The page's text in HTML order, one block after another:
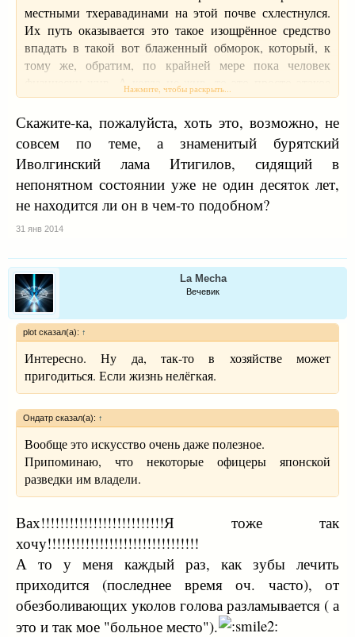
что это очень опасные явления. Буддийский
экстремизм, может быть, даже более опасен, чем
экстремизм других религий. В мире сейчас и так много
проблем и непонимания. Поэтому мы не поддерживаем
религиозные и политические идеологии, подобные
этим. Мы, буддисты, должны действовать дружелюбно,
Традиционной Тайской Сангхе, буддистам тибетских
школ, буддистам России необходимо добиваться
взаимопонимания не только друг с другом, но и с
другими религиями для создания настоящего,
подлинного благополучия человеческого общества и
окончания Самсары.
Извините, если в течение последних лет было
названного выше человека. Правительство Таиланда,
Тайская Сангха, Национальное бюро по буддизму
Таиланда не имеют к нему никакого отношения. Для
уточнения информации о нем, обращайтесь в
миграционную службу Таиланда и представителям
органов внутренних дел Таиланда, которые владеют
информацией о статусе этого человека, времени его
нахождения в Таиланде и т.п.
Мы сами открыты для сотрудничества и
взаимодействия.
Пхра Аджан Чатри Хемапандха,
официальный представитель Тайской Сангхи в России,
СНГ и странах Балтии,
член Верховного Буддийского Совета Таиланда.
местными тхеравадинами на этой почве схлестнулся.
Их путь оказывается это такое изощрённое средство
впадать в такой вот блаженный обморок, который, к
тому же, обратим, по крайней мере пока человек
физически жив. А когда не жив, то это просто этакое
небытие. И они стремятся к этому небытию. Небытие,
как и бытие, между тем, не должны относиться к
ниббане, поскольку то и другое - крайность
Нажмите, чтобы раскрыть...
Скажите-ка, пожалуйста, хоть это, возможно, не
совсем по теме, а знаменитый бурятский
Иволгинский лама Итигилов, сидящий в
непонятном состоянии уже не один десяток лет,
не находится ли он в чем-то подобном?
31 янв 2014
La Mecha
Вечевик
plot сказал(а): ↑
Интересно. Ну да, так-то в хозяйстве может
пригодиться. Если жизнь нелёгкая.
Ондатр сказал(а): ↑
Вообще это искусство очень даже полезное.
Припоминаю, что некоторые офицеры японской
разведки им владели.
Вах!!!!!!!!!!!!!!!!!!!!!!!!!!Я тоже так
хочу!!!!!!!!!!!!!!!!!!!!!!!!!!!!!!!!
А то у меня каждый раз, как зубы лечить
приходится (последнее время оч. часто), от
обезболивающих уколов голова разламывается ( а
это и так мое "больное место").